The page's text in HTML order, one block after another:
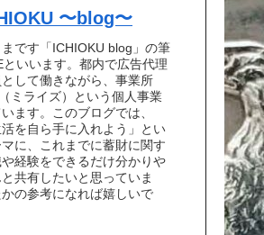
〜blog〜
です「ICHIOKU blog」の筆
いいます。都内で広告代理
して働きながら、事業所
ミライズ）という個人事業
ます。このブログでは、
活を自ら手に入れよう」とい
に、これまでに蓄財に関す
経験をできるだけ分かりや
共有したいと思っていま
の参考になれば嬉しいで